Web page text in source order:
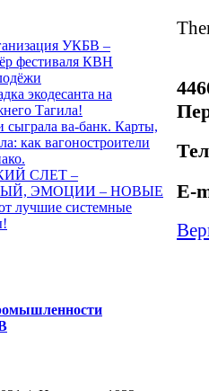
УКБВ –
фестиваля КВН
экодесанта на
Тагила!
ва-банк. Карты,
как вагоностроители
СЛЕТ –
ЭМОЦИИ – НОВЫЕ
лучшие системные
E-